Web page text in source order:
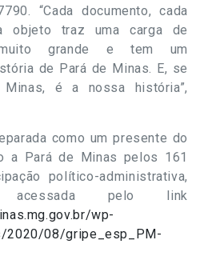
“Cada documento, cada
objeto traz uma carga de
muito grande e tem um
de Pará de Minas. E, se
é a nossa história”,
como um presente do
a Pará de Minas pelos 161
político-administrativa,
pelo link
wp-
2020/08/gripe_esp_PM-